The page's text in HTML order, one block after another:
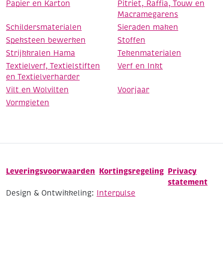
Papier en Karton
Pitriet, Raffia, Touw en
Macramegarens
Schildersmaterialen
Sieraden maken
Speksteen bewerken
Stoffen
Strijkkralen Hama
Tekenmaterialen
Textielverf, Textielstiften
en Textielverharder
Verf en Inkt
Vilt en Wolvilten
Voorjaar
Vormgieten
Leveringsvoorwaarden Kortingsregeling Privacy
statement
Design & Ontwikkeling: Interpulse